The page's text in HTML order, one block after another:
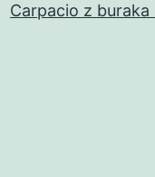
Carpacio z buraka